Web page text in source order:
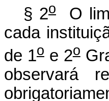
§ 2o
O
cada
de 1oe 2o
observará